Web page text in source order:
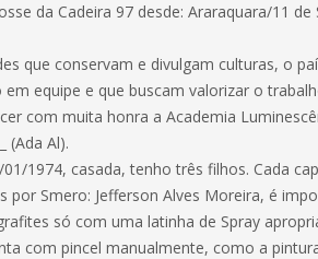
da Cadeira 97 desde: Araraquara/11 de
que conservam e divulgam culturas, o
equipe e que buscam valorizar o
com muita honra a Academia
(Ada Al).
1974, casada, tenho três filhos. Cada
Smero: Jefferson Alves Moreira, é
só com uma latinha de Spray
com pincel manualmente, como a